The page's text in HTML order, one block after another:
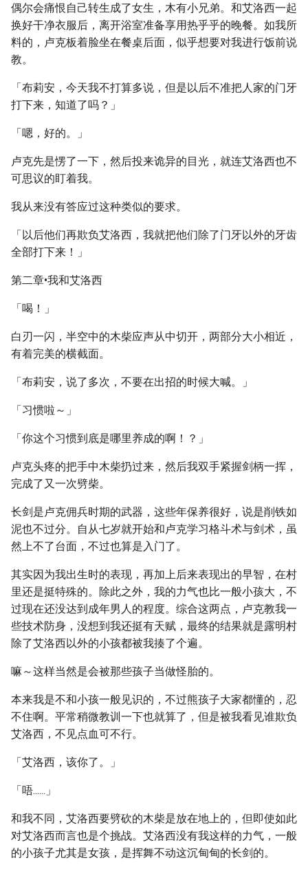
偶尔会痛恨自己转生成了女生，木有小兄弟。和艾洛西一起
换好干净衣服后，离开浴室准备享用热乎乎的晚餐。如我所
料的，卢克板着脸坐在餐桌后面，似乎想要对我进行饭前说
教。
「布莉安，今天我不打算多说，但是以后不准把人家的门牙
打下来，知道了吗？」
「嗯，好的。」
卢克先是愣了一下，然后投来诡异的目光，就连艾洛西也不
可思议的盯着我。
我从来没有答应过这种类似的要求。
「以后他们再欺负艾洛西，我就把他们除了门牙以外的牙齿
全部打下来！」
第二章•我和艾洛西
「喝！」
白刃一闪，半空中的木柴应声从中切开，两部分大小相近，
有着完美的横截面。
「布莉安，说了多次，不要在出招的时候大喊。」
「习惯啦～」
「你这个习惯到底是哪里养成的啊！？」
卢克头疼的把手中木柴扔过来，然后我双手紧握剑柄一挥，
完成了又一次劈柴。
长剑是卢克佣兵时期的武器，这些年保养很好，说是削铁如
泥也不过分。自从七岁就开始和卢克学习格斗术与剑术，虽
然上不了台面，不过也算是入门了。
其实因为我出生时的表现，再加上后来表现出的早智，在村
里还是挺特殊的。除此之外，我的力气也比一般小孩大，不
过现在还没达到成年男人的程度。综合这两点，卢克教我一
些技术防身，没想到我还挺有天赋，最终的结果就是露明村
除了艾洛西以外的小孩都被我揍了个遍。
嘛～这样当然是会被那些孩子当做怪胎的。
本来我是不和小孩一般见识的，不过熊孩子大家都懂的，忍
不住啊。平常稍微教训一下也就算了，但是被我看见谁欺负
艾洛西，不见点血可不行。
「艾洛西，该你了。」
「唔......」
和我不同，艾洛西要劈砍的木柴是放在地上的，但即使如此
对艾洛西而言也是个挑战。艾洛西没有我这样的力气，一般
的小孩子尤其是女孩，是挥舞不动这沉甸甸的长剑的。